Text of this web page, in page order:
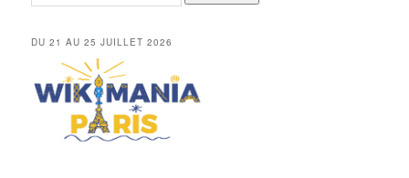
DU 21 AU 25 JUILLET 2026